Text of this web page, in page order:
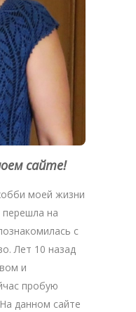
сайте!
моей жизни
перешла на
с
Лет 10 назад
и
пробую
данном сайте